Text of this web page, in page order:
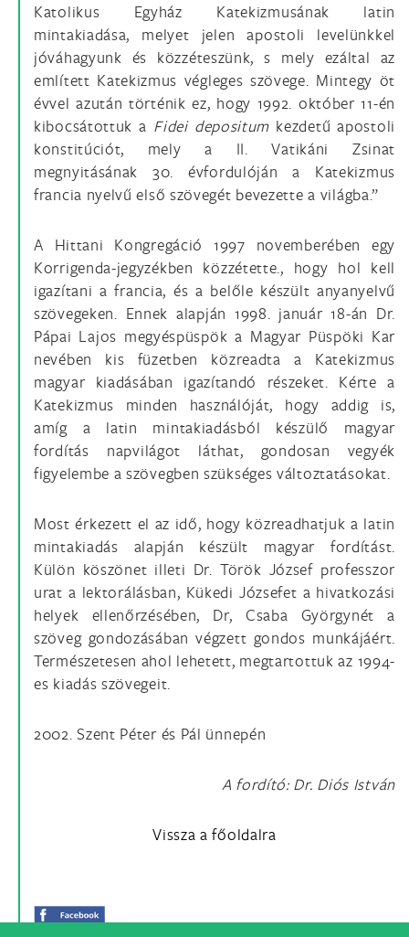
Katolikus Egyház Katekizmusának latin
mintakiadása, melyet jelen apostoli levelünkkel
jóváhagyunk és közzéteszünk, s mely ezáltal az
említett Katekizmus végleges szövege. Mintegy öt
évvel azután történik ez, hogy 1992. október 11-én
kibocsátottuk a Fidei depositum kezdetű apostoli
konstitúciót, mely a II. Vatikáni Zsinat
megnyitásának 30. évfordulóján a Katekizmus
francia nyelvű első szövegét bevezette a világba.”
A Hittani Kongregáció 1997 novemberében egy
Korrigenda-jegyzékben közzétette., hogy hol kell
igazítani a francia, és a belőle készült anyanyelvű
szövegeken. Ennek alapján 1998. január 18-án Dr.
Pápai Lajos megyéspüspök a Magyar Püspöki Kar
nevében kis füzetben közreadta a Katekizmus
magyar kiadásában igazítandó részeket. Kérte a
Katekizmus minden használóját, hogy addig is,
amíg a latin mintakiadásból készülő magyar
fordítás napvilágot láthat, gondosan vegyék
figyelembe a szövegben szükséges változtatásokat.
Most érkezett el az idő, hogy közreadhatjuk a latin
mintakiadás alapján készült magyar fordítást.
Külön köszönet illeti Dr. Török József professzor
urat a lektorálásban, Kükedi Józsefet a hivatkozási
helyek ellenőrzésében, Dr, Csaba Györgynét a
szöveg gondozásában végzett gondos munkájáért.
Természetesen ahol lehetett, megtartottuk az 1994-
es kiadás szövegeit.
2002. Szent Péter és Pál ünnepén
A fordító: Dr. Diós István
Vissza a főoldalra